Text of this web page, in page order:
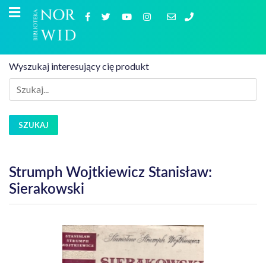
Wyszukaj interesujący cię produkt
SZUKAJ
Strumph Wojtkiewicz Stanisław:
Sierakowski